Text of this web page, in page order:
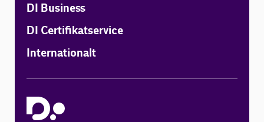
DI Business
DI Certifikatservice
Internationalt